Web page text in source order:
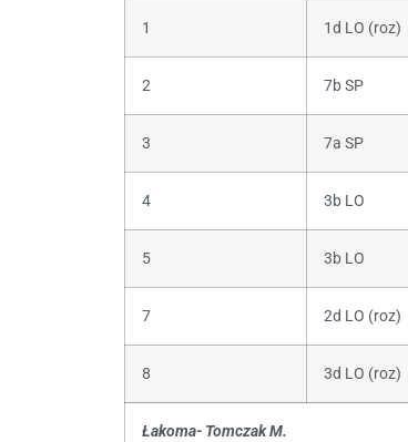
1 1d LO (roz)
2 7b SP
3 7a SP
4 3b LO
5 3b LO
7 2d LO (roz)
8 3d LO (roz)
Łakoma- Tomczak M.